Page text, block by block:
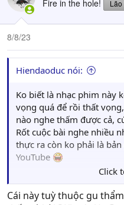
i
o
n
:
Fire in the hole! Lão
8/8/23
Hiendaoduc nói:
Ko biết là nhạc phim này
vọng quá để rồi thất
nào nghe thấm được cả,
Rốt cuộc bài nghe nhiều
thực ra còn ko phải là
YouTube
Click
Cái này tuỳ thuộc gu